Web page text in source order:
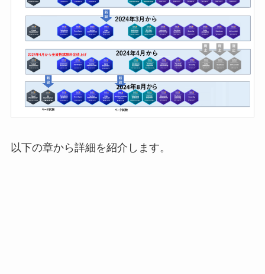
以下の章から詳細を紹介します。